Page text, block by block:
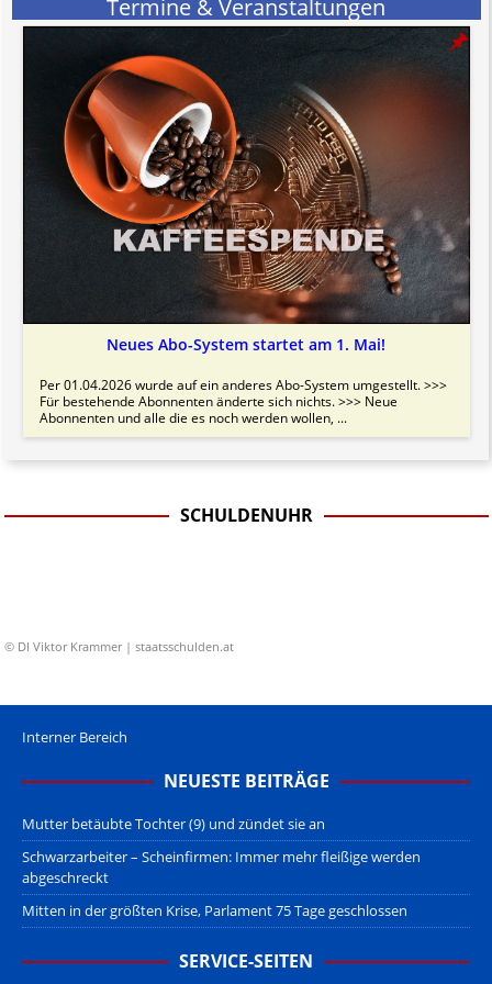
Termine & Veranstaltungen
Neues Abo-System startet am 1. Mai!
Per 01.04.2026 wurde auf ein anderes Abo-System umgestellt. >>>
Für bestehende Abonnenten änderte sich nichts. >>> Neue
Abonnenten und alle die es noch werden wollen, ...
SCHULDENUHR
© DI Viktor Krammer | staatsschulden.at
Interner Bereich
NEUESTE BEITRÄGE
Mutter betäubte Tochter (9) und zündet sie an
Schwarzarbeiter – Scheinfirmen: Immer mehr fleißige werden
abgeschreckt
Mitten in der größten Krise, Parlament 75 Tage geschlossen
SERVICE-SEITEN